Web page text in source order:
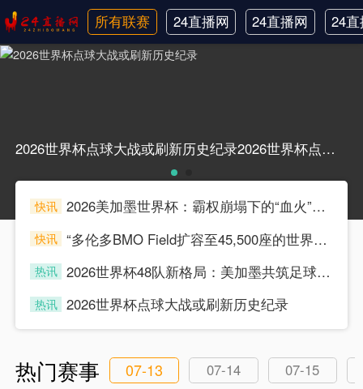
所有联赛
24直播网
日职联
24直播网
中甲
24
韩
2026世界杯点球大战或刷新历史纪录2026世界杯点球大战或刷新历史纪录
快讯
2026美加墨世界杯：霸权崩塌下的“血火”狂欢
快讯
“多伦多BMO Field扩容至45,500座的世界杯声场适配性仿真分析（2026）”
热讯
2026世界杯48队新格局：美加墨共筑足球盛宴，北美势力版图全面重构
热讯 2026世界杯点球大战或刷新历史纪录
热门赛事 07-13 07-14
07-15